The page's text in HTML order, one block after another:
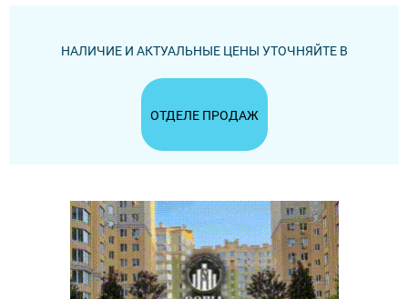
НАЛИЧИЕ И АКТУАЛЬНЫЕ ЦЕНЫ УТОЧНЯЙТЕ В
ОТДЕЛЕ ПРОДАЖ